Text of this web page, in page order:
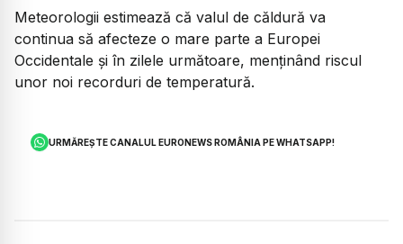
Meteorologii estimează că valul de căldură va
continua să afecteze o mare parte a Europei
Occidentale și în zilele următoare, menținând riscul
unor noi recorduri de temperatură.
URMĂREȘTE CANALUL EURONEWS ROMÂNIA PE WHATSAPP!